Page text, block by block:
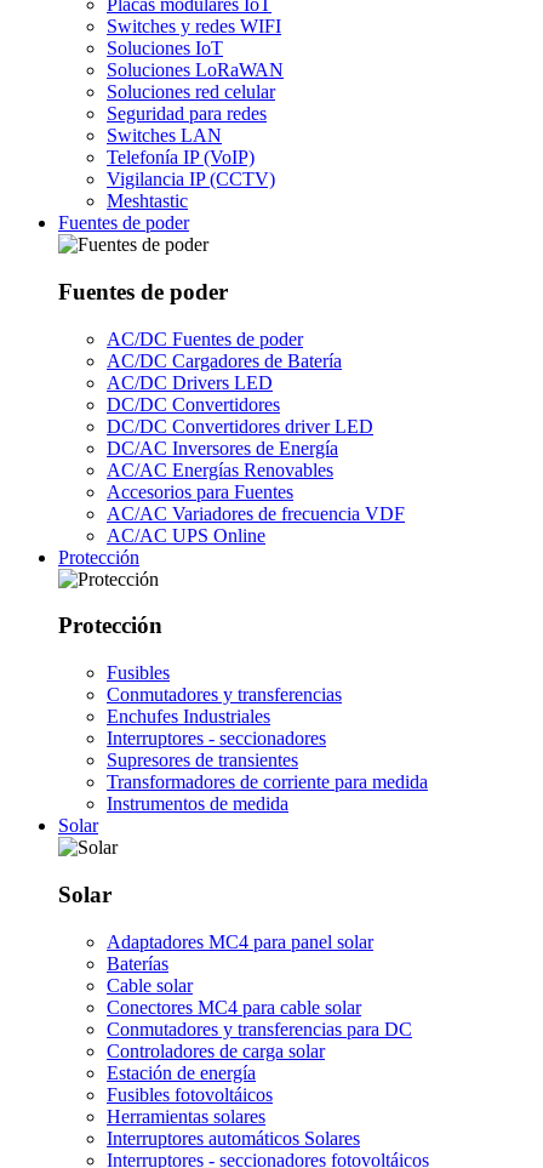
Placas modulares IoT
Switches y redes WIFI
Soluciones IoT
Soluciones LoRaWAN
Soluciones red celular
Seguridad para redes
Switches LAN
Telefonía IP (VoIP)
Vigilancia IP (CCTV)
Meshtastic
Fuentes de poder
Fuentes de poder
AC/DC Fuentes de poder
AC/DC Cargadores de Batería
AC/DC Drivers LED
DC/DC Convertidores
DC/DC Convertidores driver LED
DC/AC Inversores de Energía
AC/AC Energías Renovables
Accesorios para Fuentes
AC/AC Variadores de frecuencia VDF
AC/AC UPS Online
Protección
Protección
Fusibles
Conmutadores y transferencias
Enchufes Industriales
Interruptores - seccionadores
Supresores de transientes
Transformadores de corriente para medida
Instrumentos de medida
Solar
Solar
Adaptadores MC4 para panel solar
Baterías
Cable solar
Conectores MC4 para cable solar
Conmutadores y transferencias para DC
Controladores de carga solar
Estación de energía
Fusibles fotovoltáicos
Herramientas solares
Interruptores automáticos Solares
Interruptores - seccionadores fotovoltáicos